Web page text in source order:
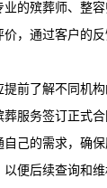
业的殡葬师、整
价，通过客户的反
前了解不同机
服务签订正式
己的需求，确保
便后续查询和维